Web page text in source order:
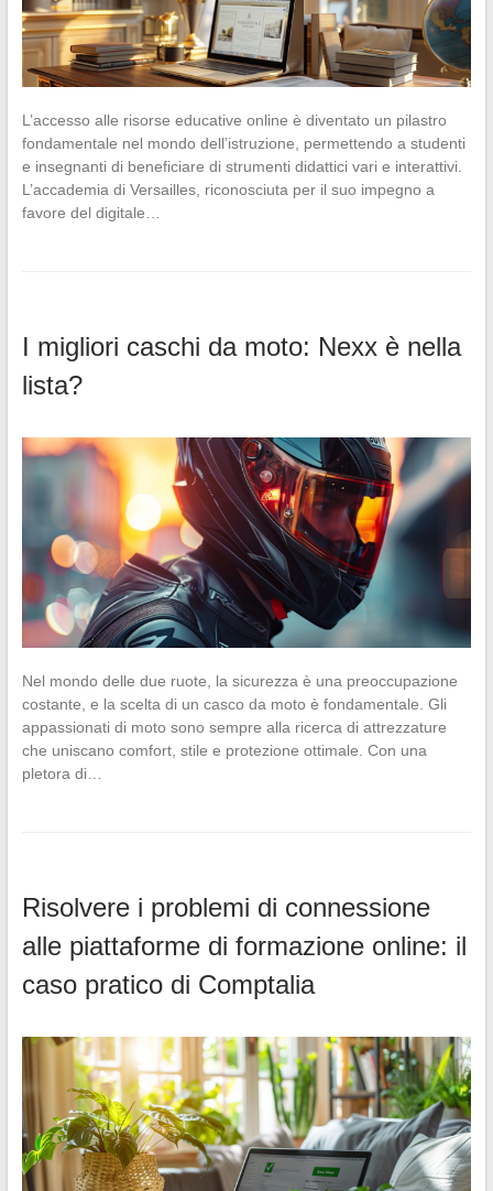
L’accesso alle risorse educative online è diventato un pilastro
fondamentale nel mondo dell’istruzione, permettendo a studenti
e insegnanti di beneficiare di strumenti didattici vari e interattivi.
L’accademia di Versailles, riconosciuta per il suo impegno a
favore del digitale…
I migliori caschi da moto: Nexx è nella
lista?
Nel mondo delle due ruote, la sicurezza è una preoccupazione
costante, e la scelta di un casco da moto è fondamentale. Gli
appassionati di moto sono sempre alla ricerca di attrezzature
che uniscano comfort, stile e protezione ottimale. Con una
pletora di…
Risolvere i problemi di connessione
alle piattaforme di formazione online: il
caso pratico di Comptalia